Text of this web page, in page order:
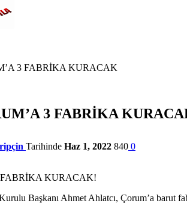
3 FABRİKA KURACAK
3 FABRİKA
Tarihinde Haz 1, 2022 840 0
KURACAK!
Başkanı Ahmet Ahlatcı, Çorum’a barut